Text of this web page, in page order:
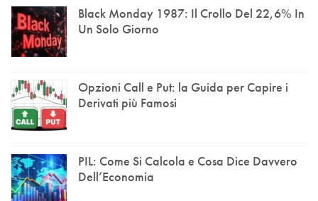
Black Monday 1987: Il Crollo Del 22,6% In
Un Solo Giorno
Opzioni Call e Put: la Guida per Capire i
Derivati più Famosi
PIL: Come Si Calcola e Cosa Dice Davvero
Dell’Economia